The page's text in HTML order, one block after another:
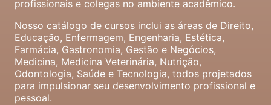
profissionais e colegas no ambiente acadêmico.
Nosso catálogo de cursos inclui as áreas de Direito,
Educação, Enfermagem, Engenharia, Estética,
Farmácia, Gastronomia, Gestão e Negócios,
Medicina, Medicina Veterinária, Nutrição,
Odontologia, Saúde e Tecnologia, todos projetados
para impulsionar seu desenvolvimento profissional e
pessoal.